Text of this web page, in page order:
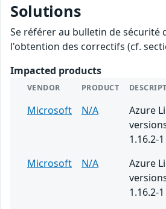
Solutions
Se référer au bulletin de sécurité
l'obtention des correctifs (cf.
Impacted products
VENDOR PRODUCT
Microsoft N/A
Azure
1.16.2-1
Microsoft
N/A
Azure
1.16.2-1